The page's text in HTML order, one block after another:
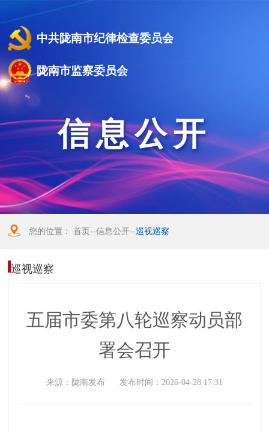
中共陇南市纪律检查委员会
陇南市监察委员会
信息公开
您的位置：首页--信息公开--巡视巡察
巡视巡察
五届市委第八轮巡察动员部
署会召开
来源： 陇南发布 发布时间： 2026-04-28 17:31